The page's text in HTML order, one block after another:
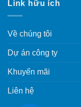
Link hữu ích
Về chúng tôi
Dự án công ty
Khuyến mãi
Liên hệ